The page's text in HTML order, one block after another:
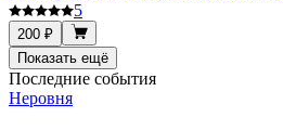
5
200 ₽
Показать ещё
Последние события
Неровня